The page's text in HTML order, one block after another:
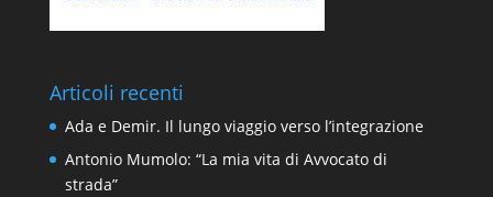
Articoli recenti
Ada e Demir. Il lungo viaggio verso l’integrazione
Antonio Mumolo: “La mia vita di Avvocato di
strada”